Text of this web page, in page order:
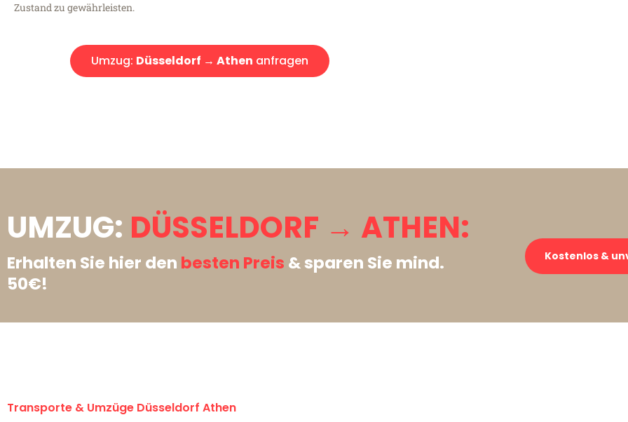
Zustand zu gewährleisten.
Umzug: Düsseldorf → Athen anfragen
UMZUG: DÜSSELDORF → ATHEN:
Erhalten Sie hier den besten Preis & sparen Sie mind.
50€!
Kostenlos &
Transporte & Umzüge Düsseldorf Athen